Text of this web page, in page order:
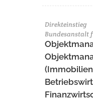
Direkteinstieg
Bundesanstalt